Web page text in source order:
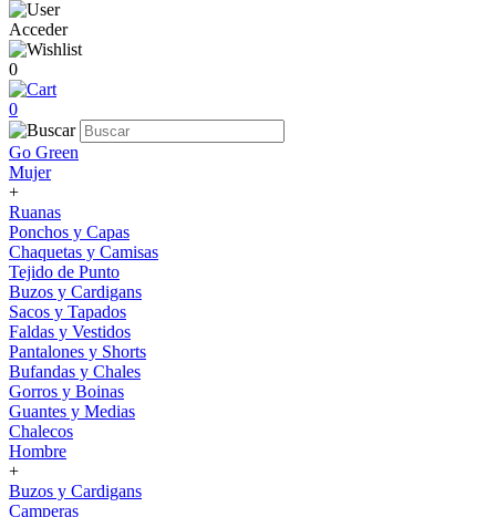
Acceder
0
0
Go Green
Mujer
+
Ruanas
Ponchos y Capas
Chaquetas y Camisas
Tejido de Punto
Buzos y Cardigans
Sacos y Tapados
Faldas y Vestidos
Pantalones y Shorts
Bufandas y Chales
Gorros y Boinas
Guantes y Medias
Chalecos
Hombre
+
Buzos y Cardigans
Camperas